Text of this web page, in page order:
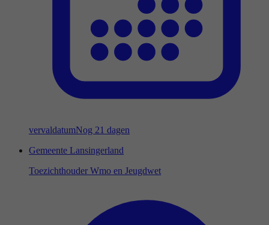
vervaldatumNog 21 dagen
Gemeente Lansingerland
Toezichthouder Wmo en Jeugdwet